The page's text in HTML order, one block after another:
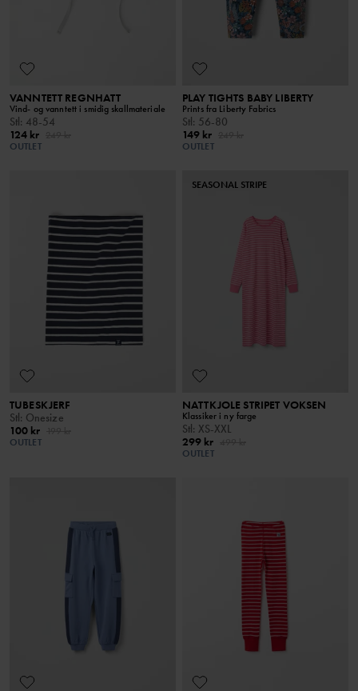
VANNTETT REGNHATT
Vind- og vanntett i smidig skallmateriale
Stl: 48-54
124 kr
OUTLET
PLAY TIGHTS BABY LIBERTY
Prints fra Liberty Fabrics
Stl: 56-80
149 kr
OUTLET
TUBESKJERF
Stl: Onesize
100 kr
OUTLET
SEASONAL STRIPE
NATTKJOLE STRIPET VOKSEN
Klassiker i ny farge
Stl: XS-XXL
299 kr
OUTLET